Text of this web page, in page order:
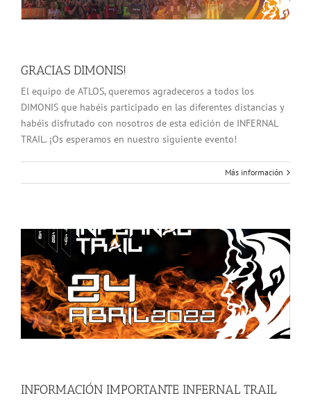
GRACIAS DIMONIS!
El equipo de ATLOS, queremos agradeceros a todos los
DIMONIS que habéis participado en las diferentes distancias y
habéis disfrutado con nosotros de esta edición de INFERNAL
TRAIL. ¡Os esperamos en nuestro siguiente evento!
Más información
INFORMACIÓN IMPORTANTE INFERNAL TRAIL